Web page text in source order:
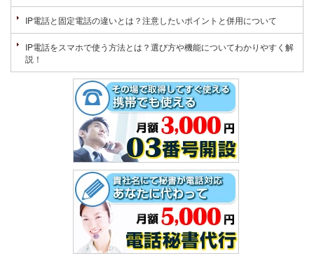
IP電話と固定電話の違いとは？注意したいポイントと併用について
IP電話をスマホで使う方法とは？選び方や機能についてわかりやすく解
説！